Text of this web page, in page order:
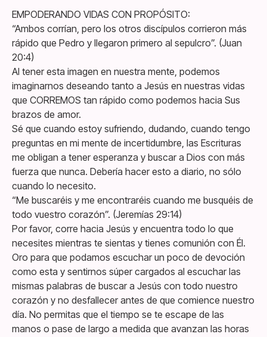
EMPODERANDO VIDAS CON PROPÓSITO:
“Ambos corrían, pero los otros discípulos corrieron más
rápido que Pedro y llegaron primero al sepulcro”. (Juan
20:4)
Al tener esta imagen en nuestra mente, podemos
imaginarnos deseando tanto a Jesús en nuestras vidas
que CORREMOS tan rápido como podemos hacia Sus
brazos de amor.
Sé que cuando estoy sufriendo, dudando, cuando tengo
preguntas en mi mente de incertidumbre, las Escrituras
me obligan a tener esperanza y buscar a Dios con más
fuerza que nunca. Debería hacer esto a diario, no sólo
cuando lo necesito.
“Me buscaréis y me encontraréis cuando me busquéis de
todo vuestro corazón”. (Jeremías 29:14)
Por favor, corre hacia Jesús y encuentra todo lo que
necesites mientras te sientas y tienes comunión con Él.
Oro para que podamos escuchar un poco de devoción
como esta y sentirnos súper cargados al escuchar las
mismas palabras de buscar a Jesús con todo nuestro
corazón y no desfallecer antes de que comience nuestro
día. No permitas que el tiempo se te escape de las
manos o pase de largo a medida que avanzan las horas